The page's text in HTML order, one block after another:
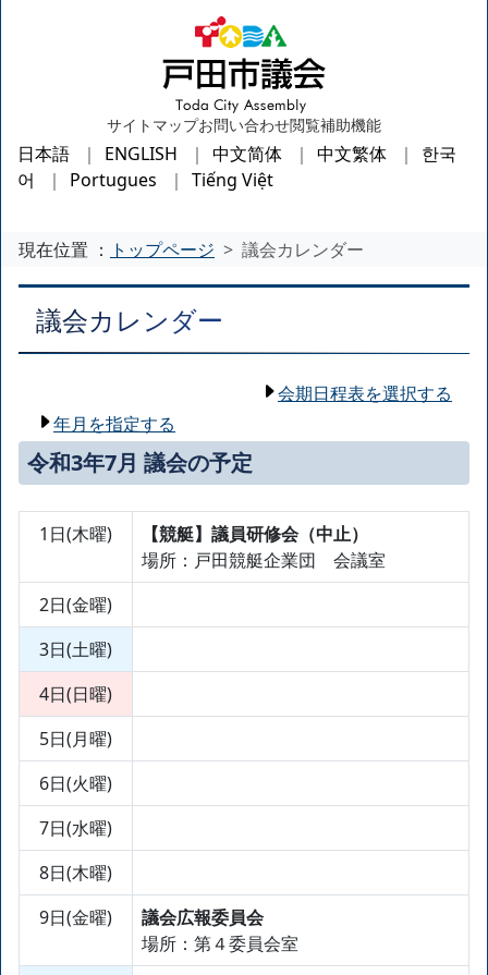
サイトマップお問い合わせ閲覧補助機能
日本語 ENGLISH 中文简体 中文繁体
한국
어
Portugues Tiếng Việt
現在位置 ： トップページ 議会カレンダー
議会カレンダー
会期日程表を選択する
年月を指定する
令和3年7月 議会の予定
1日(木曜)
【競艇】議員研修会（中止）
場所：戸田競艇企業団 会議室
2日(金曜)
3日(土曜)
4日(日曜)
5日(月曜)
6日(火曜)
7日(水曜)
8日(木曜)
9日(金曜)
議会広報委員会
場所：第４委員会室